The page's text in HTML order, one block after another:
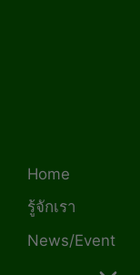
Home
รู้จักเรา
News/Event